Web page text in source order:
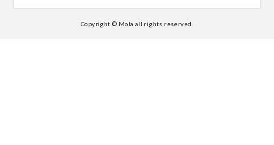
Copyright © Mola all rights reserved.